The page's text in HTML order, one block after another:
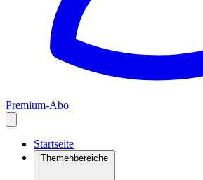
Premium-Abo
Startseite
Themenbereiche